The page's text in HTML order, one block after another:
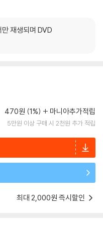
재생되며 DVD
470원 (1%) 마니아추가적립
5만원 이상 구매 시 2천원 추가 적립
최대 2,000원 즉시할인